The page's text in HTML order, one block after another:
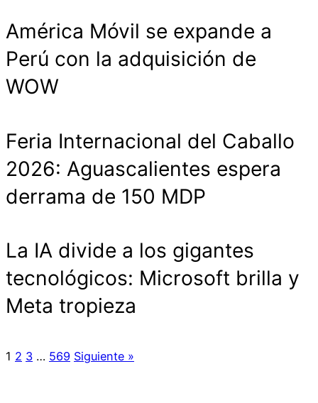
América Móvil se expande a
Perú con la adquisición de
WOW
Feria Internacional del Caballo
2026: Aguascalientes espera
derrama de 150 MDP
La IA divide a los gigantes
tecnológicos: Microsoft brilla y
Meta tropieza
1 2 3 … 569 Siguiente »